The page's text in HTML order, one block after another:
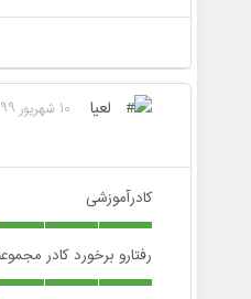
لعیا
10 شهریور 1399 ساعت 23:41
کادرآموزشی
رفتارو برخورد کادر